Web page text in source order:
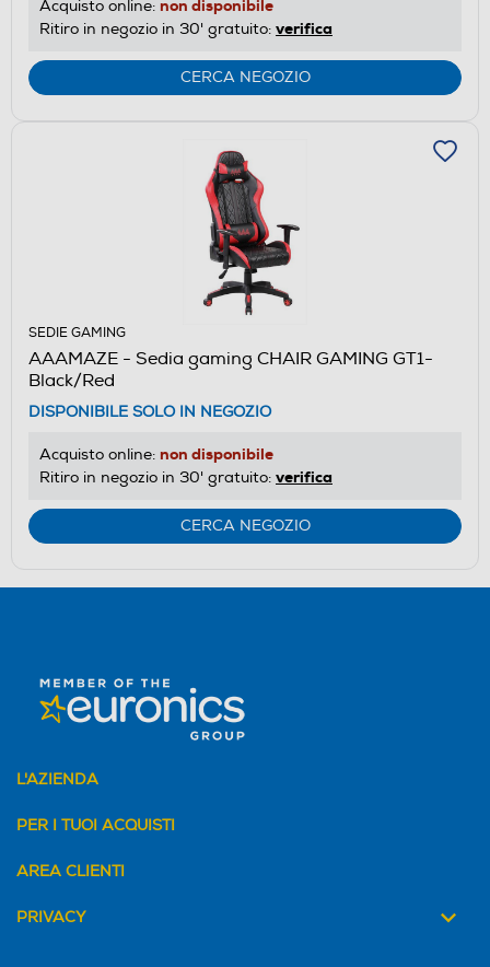
Acquisto online: non disponibile
Ritiro in negozio in 30' gratuito: verifica
CERCA NEGOZIO
SEDIE GAMING
AAAMAZE - Sedia gaming CHAIR GAMING GT1-
Black/Red
DISPONIBILE SOLO IN NEGOZIO
Acquisto online: non disponibile
Ritiro in negozio in 30' gratuito: verifica
CERCA NEGOZIO
L'AZIENDA
PER I TUOI ACQUISTI
AREA CLIENTI
PRIVACY